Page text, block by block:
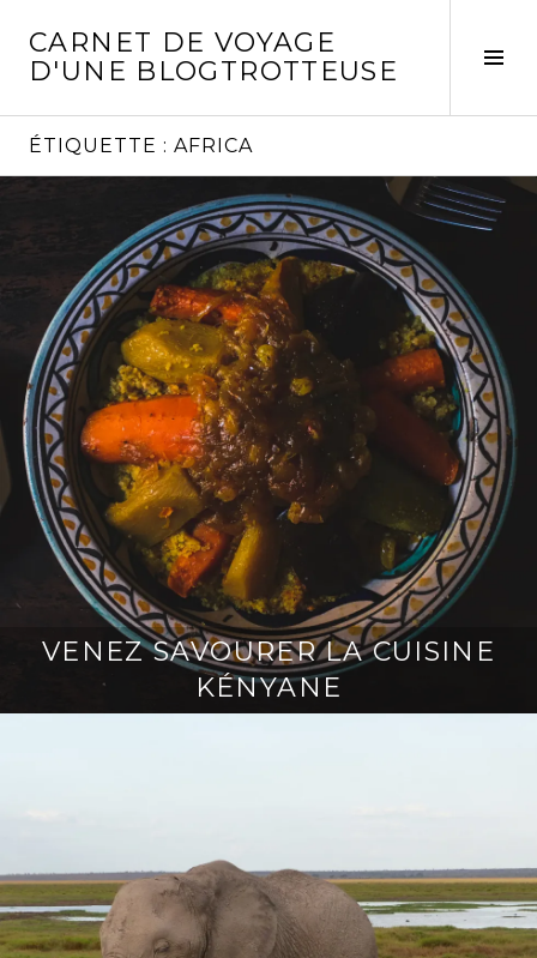
contenu
CARNET DE VOYAGE
D'UNE BLOGTROTTEUSE
ÉTIQUETTE : AFRICA
VENEZ SAVOURER LA CUISINE
KÉNYANE